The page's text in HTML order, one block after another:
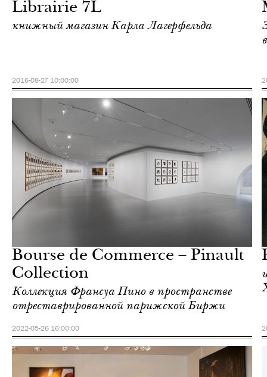
Librairie 7L
книжный магазин Карла Лагерфельда
2016-08-27 10:00:00
Bourse de Commerce – Pinault
Collection
Коллекция Франсуа Пино в пространстве
отреставрированной парижской Биржи
2022-05-26 16:00:00
жизнь